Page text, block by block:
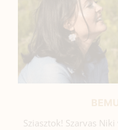
Sziasztok! Szarvas